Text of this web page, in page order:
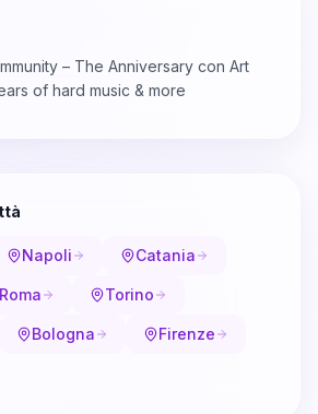
– The Anniversary con Art
of hard music & more
Napoli Catania
Roma Torino
Bologna Firenze